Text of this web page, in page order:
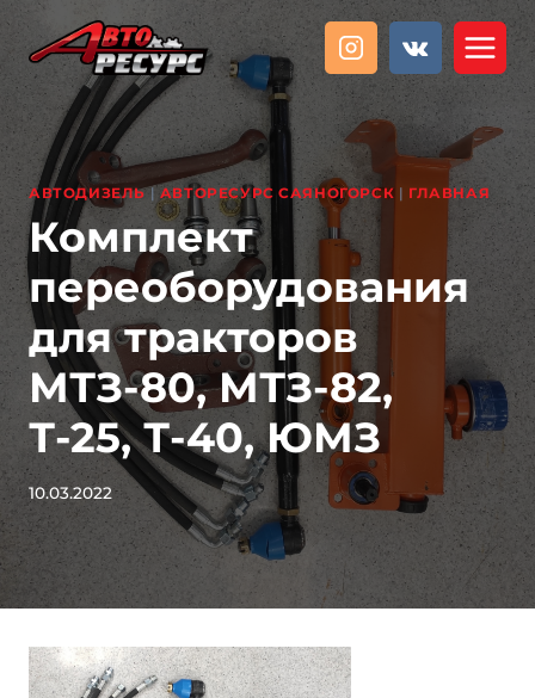
Перейти
к
содержанию
АВТОДИЗЕЛЬ| АВТОРЕСУРС САЯНОГОРСК | ГЛАВНАЯ
Комплект
переоборудования
для тракторов
МТЗ-80, МТЗ-82,
Т-25, Т-40, ЮМЗ
10.03.2022